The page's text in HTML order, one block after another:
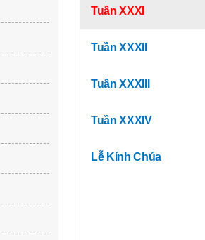
Tuần XXXI
Tuần XXXII
Tuần XXXIII
Tuần XXXIV
Lễ Kính Chúa